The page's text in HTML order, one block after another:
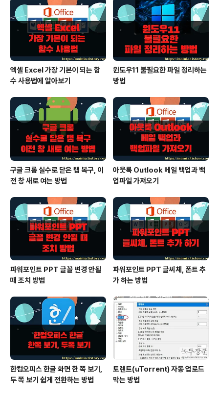
l 표 행과 열 삽입 : 표 끝에 빈 행을 빠르게 추가하거나 원하
는 위치에 삽입이 가능하다. l 계산된 열 사용..
엑셀 Excel 가장 기본이 되는 함
수 사용법에 알아보기
윈도우11 불필요한 파일 정리하는
방법
구글 크롬 실수로 닫은 탭 복구, 이
전 창 새로 여는 방법
아웃룩 Outlook 메일 백업과 백
업파일 가져오기
파워포인트 PPT 글꼴 변경 안될
때 조치 방법
파워포인트 PPT 글씨체, 폰트 추
가 하는 방법
한컴오피스 한글 화면 한 쪽 보기,
두 쪽 보기 쉽게 전환하는 방법
토렌트(uTorrent) 자동 업로드
막는 방법